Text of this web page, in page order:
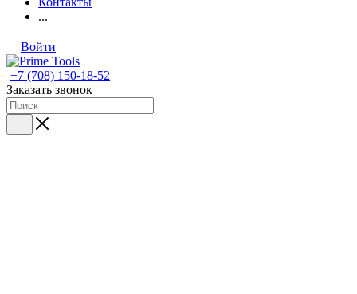
...
Войти
+7 (708) 150-18-52
Заказать звонок